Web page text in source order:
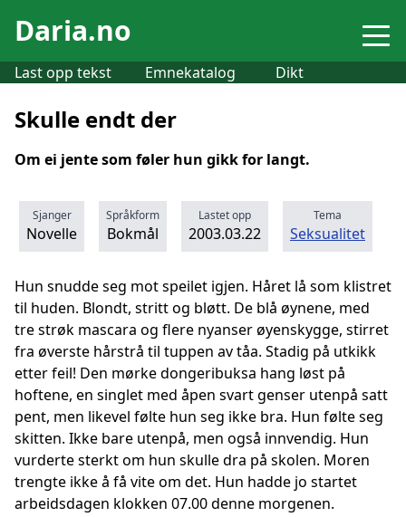
Daria.no
Last opp tekst Emnekatalog Dikt
Skulle endt der
Om ei jente som føler hun gikk for langt.
Sjanger
Novelle
Språkform
Bokmål
Lastet opp
2003.03.22
Tema
Seksualitet
Hun snudde seg mot speilet igjen. Håret lå som klistret
til huden. Blondt, stritt og bløtt. De blå øynene, med
tre strøk mascara og flere nyanser øyenskygge, stirret
fra øverste hårstrå til tuppen av tåa. Stadig på utkikk
etter feil! Den mørke dongeribuksa hang løst på
hoftene, en singlet med åpen svart genser utenpå satt
pent, men likevel følte hun seg ikke bra. Hun følte seg
skitten. Ikke bare utenpå, men også innvendig. Hun
vurderte sterkt om hun skulle dra på skolen. Moren
trengte ikke å få vite om det. Hun hadde jo startet
arbeidsdagen klokken 07.00 denne morgenen.